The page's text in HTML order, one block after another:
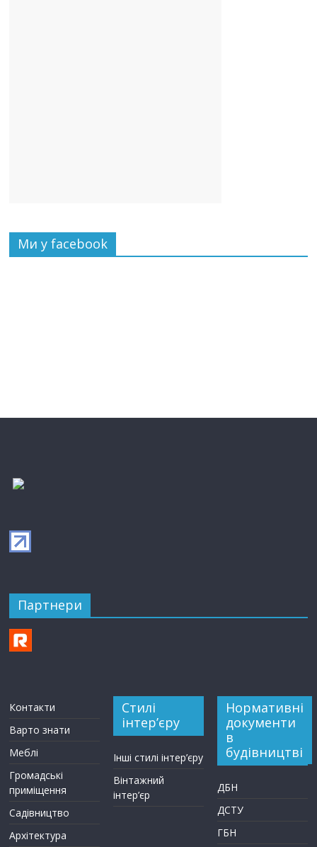
Ми у facebook
Партнери
Контакти
Варто знати
Меблі
Громадські
приміщення
Садівництво
Архітектура
Стилі
інтер’єру
Інші стилі інтер’єру
Вінтажний
інтер’єр
Нормативні
документи
в
будівництві
ДБН
ДСТУ
ГБН